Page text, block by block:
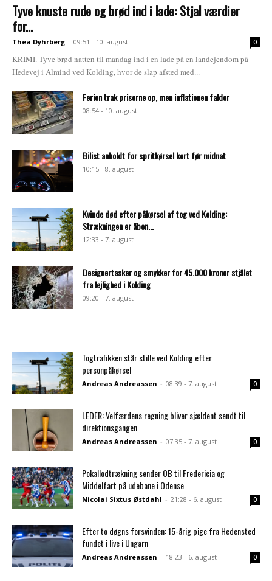
Tyve knuste rude og brød ind i lade: Stjal værdier
for...
Thea Dyhrberg - 09:51 - 10. august 0
KRIMI. Tyve brød natten til mandag ind i en lade på en landejendom på
Hedevej i Almind ved Kolding, hvor de slap afsted med...
Ferien trak priserne op, men inflationen falder
08:54 - 10. august
Bilist anholdt for spritkørsel kort før midnat
10:15 - 8. august
Kvinde død efter påkørsel af tog ved Kolding:
Strækningen er åben...
12:33 - 7. august
Designertasker og smykker for 45.000 kroner stjålet
fra lejlighed i Kolding
09:20 - 7. august
Togtrafikken står stille ved Kolding efter
personpåkørsel
Andreas Andreassen - 08:39 - 7. august 0
LEDER: Velfærdens regning bliver sjældent sendt til
direktionsgangen
Andreas Andreassen - 07:35 - 7. august 0
Pokallodtrækning sender OB til Fredericia og
Middelfart på udebane i Odense
Nicolai Sixtus Østdahl - 21:28 - 6. august 0
Efter to døgns forsvinden: 15-årig pige fra Hedensted
fundet i live i Ungarn
Andreas Andreassen - 18:23 - 6. august 0